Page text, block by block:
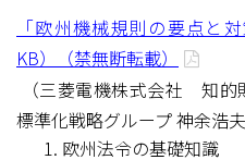
「欧州機械規則の要点と
KB）（禁無断転載）
（三菱電機株式会社 知
標準化戦略グループ 神余浩夫
欧州法令の基礎知識